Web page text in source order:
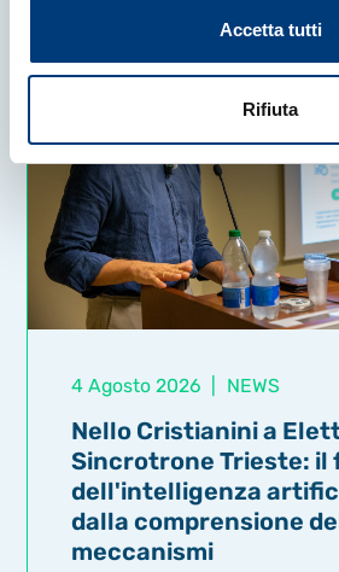
Accetta tutti
Rifiuta
4 Agosto 2026 NEWS
Nello Cristianini a
Sincrotrone Trieste:
dell'intelligenza
dalla comprensione
meccanismi